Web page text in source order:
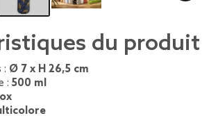
du produit
: Ø 7 x H 26,5 cm
: 500 ml